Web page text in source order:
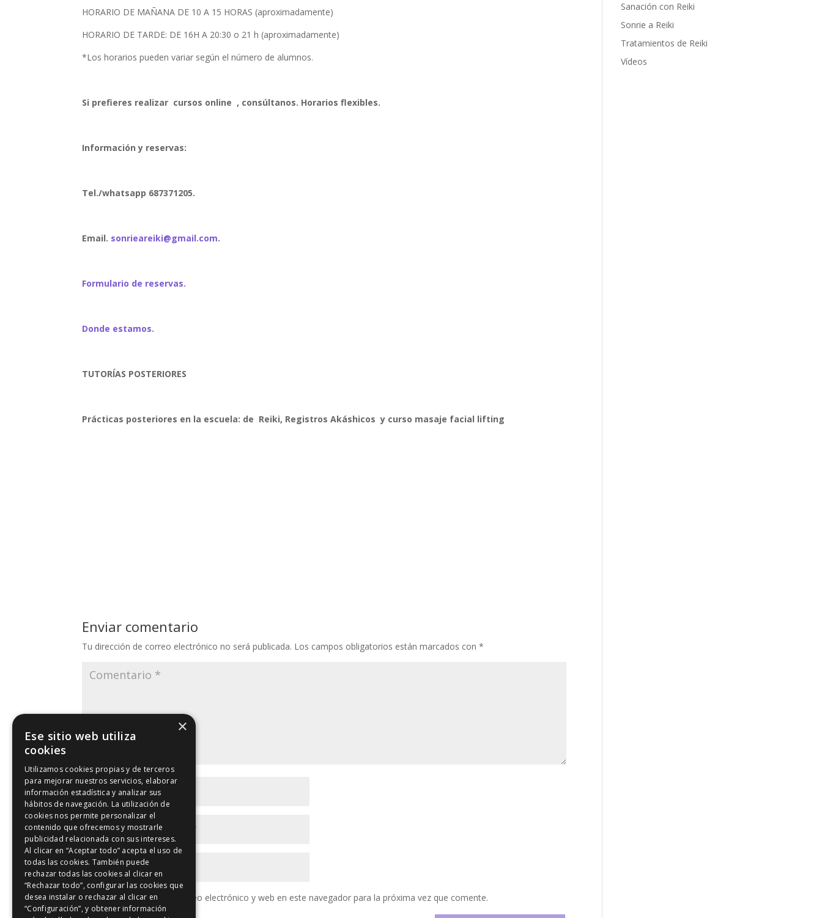
HORARIO DE MAÑANA DE 10 A 15 HORAS (aproximadamente)
HORARIO DE TARDE: DE 16H A 20:30 o 21 h (aproximadamente)
*Los horarios pueden variar según el número de alumnos.
Si prefieres realizar cursos online , consúltanos. Horarios flexibles.
Información y reservas:
Tel./whatsapp 687371205.
Email. sonrieareiki@gmail.com.
Formulario de reservas.
Donde estamos.
TUTORÍAS POSTERIORES
Prácticas posteriores en la escuela: de Reiki, Registros Akáshicos y curso masaje facial lifting
Enviar comentario
Tu dirección de correo electrónico no será publicada. Los campos obligatorios están marcados con*
Guarda mi nombre, correo electrónico y web en este navegador para la próxima vez que comente.
Sanación con Reiki
Sonrie a Reiki
Tratamientos de Reiki
Vídeos
×
Ese sitio web utiliza
cookies
Utilizamos cookies propias y de terceros
para mejorar nuestros servicios, elaborar
información estadística y analizar sus
hábitos de navegación. La utilización de
cookies nos permite personalizar el
contenido que ofrecemos y mostrarle
publicidad relacionada con sus intereses.
Al clicar en “Aceptar todo” acepta el uso de
todas las cookies. También puede
rechazar todas las cookies al clicar en
“Rechazar todo”, configurar las cookies que
desea instalar o rechazar al clicar en
“Configuración”, y obtener información